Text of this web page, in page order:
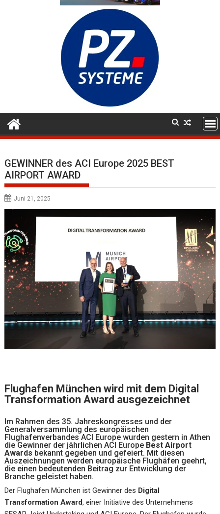
GEWINNER des ACI Europe 2025 BEST
AIRPORT AWARD
Juni 21, 2025
Flughafen München wird mit dem Digital
Transformation Award ausgezeichnet
Im Rahmen des 35. Jahreskongresses und der
Generalversammlung des europäischen
Flughafenverbandes ACI Europe wurden gestern in Athen
die Gewinner der jährlichen ACI Europe Best Airport
Awards bekannt gegeben und gefeiert. Mit diesen
Auszeichnungen werden europäische Flughäfen geehrt,
die einen bedeutenden Beitrag zur Entwicklung der
Branche geleistet haben.
Der Flughafen München ist Gewinner des Digital
Transformation Award, einer Initiative des Unternehmens